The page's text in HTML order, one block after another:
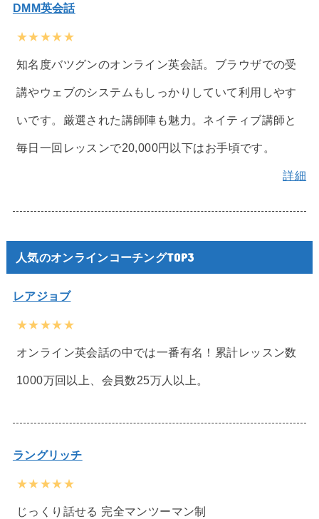
DMM英会話
★★★★★
知名度バツグンのオンライン英会話。ブラウザでの受
講やウェブのシステムもしっかりしていて利用しやす
いです。厳選された講師陣も魅力。ネイティブ講師と
毎日一回レッスンで20,000円以下はお手頃です。
詳細
人気のオンラインコーチングTOP3
レアジョブ
★★★★★
オンライン英会話の中では一番有名！累計レッスン数
1000万回以上、会員数25万人以上。
ラングリッチ
★★★★★
じっくり話せる 完全マンツーマン制